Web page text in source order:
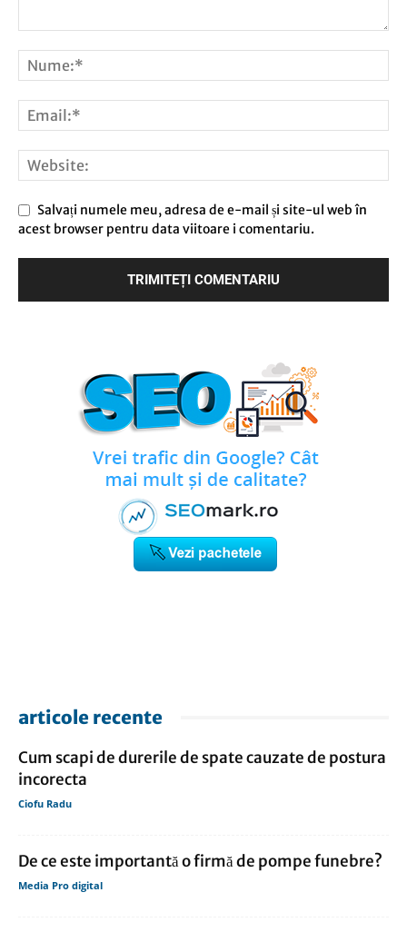
Salvați numele meu, adresa de e-mail și site-ul web în
acest browser pentru data viitoare i comentariu.
articole recente
Cum scapi de durerile de spate cauzate de postura
incorecta
Ciofu Radu
De ce este importantă o firmă de pompe funebre?
Media Pro digital